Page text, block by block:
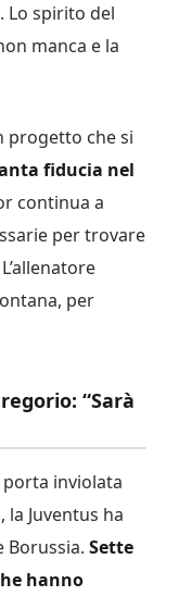
Lo spirito del
manca e la
progetto che si
fiducia nel
continua a
per trovare
per
“Sarà
inviolata
Juventus ha
Sette
hanno